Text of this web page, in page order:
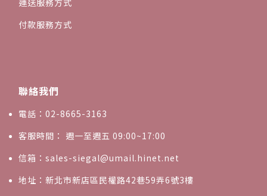
運送服務方式
付款服務方式
聯絡我們
電話：02-8665-3163
客服時間： 週一至週五 09:00~17:00
信箱：sales-siegal@umail.hinet.net
地址：新北市新店區民權路42巷59弄6號3樓